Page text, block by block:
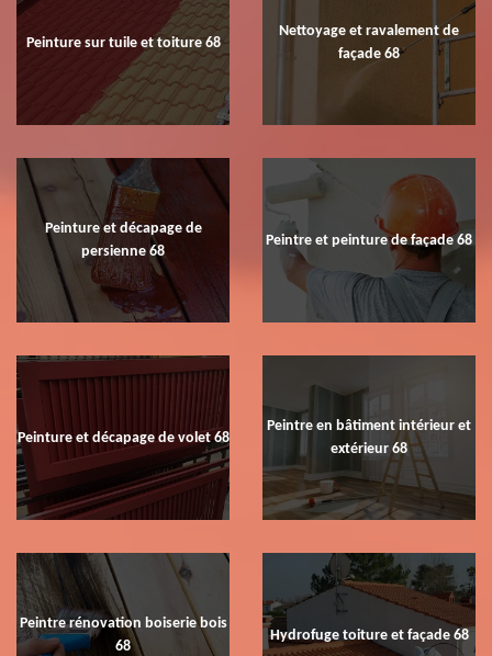
Peinture sur tuile et toiture 68
Nettoyage et ravalement de
façade 68
Peinture et décapage de
persienne 68
Peintre et peinture de façade 68
Peinture et décapage de volet 68
Peintre en bâtiment intérieur et
extérieur 68
Peintre rénovation boiserie bois
68
Hydrofuge toiture et façade 68